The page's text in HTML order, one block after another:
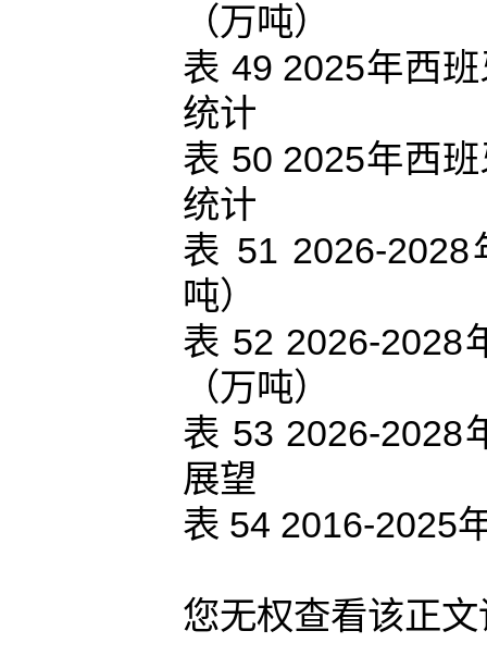
（万吨）
表 49 2025年西
统计
表 50 2025年西
统计
表 51 2026-
吨）
表 52 2026-2028
（万吨）
表 53 2026-2028
展望
表 54 2016-2025
您无权查看该正